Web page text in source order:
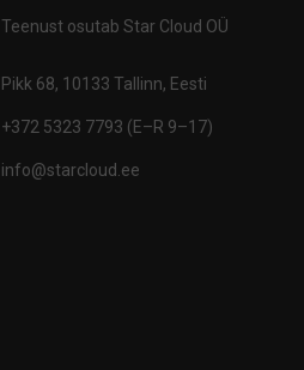
Teenust osutab Star Cloud OÜ
Pikk 68, 10133 Tallinn, Eesti
+372 5323 7793 (E–R 9–17)
info@starcloud.ee